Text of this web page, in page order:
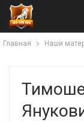
Главная Наши